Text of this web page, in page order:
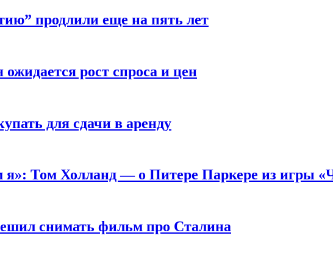
продлили еще на пять лет
рост спроса и цен
для сдачи в аренду
Том Холланд — о Питере Паркере из игры
снимать фильм про Сталина